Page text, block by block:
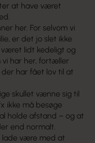
at have været
her. For selvom vi
er det jo slet ikke
lidt kedeligt og
har her, fortæller
der har fået lov til at
skullet vænne sig til
ikke må besøge
holde afstand – og at
end normalt.
være med at